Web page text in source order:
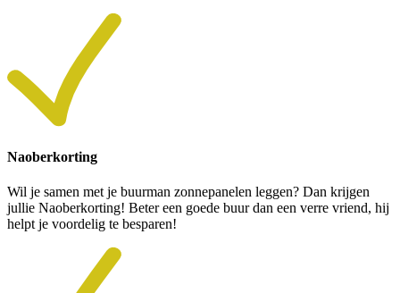
Naoberkorting
Wil je samen met je buurman zonnepanelen leggen? Dan krijgen
jullie Naoberkorting! Beter een goede buur dan een verre vriend, hij
helpt je voordelig te besparen!